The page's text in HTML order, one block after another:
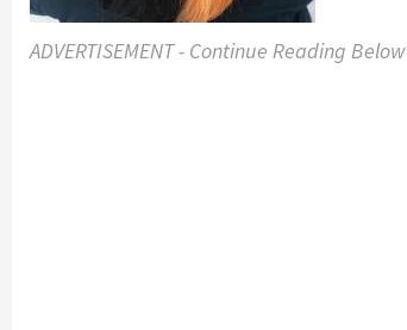
ADVERTISEMENT - Continue Reading Below